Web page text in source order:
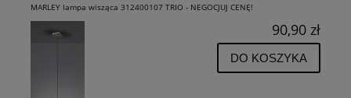
MARLEY lampa wisząca 312400107 TRIO - NEGOCJUJ CENĘ!
90,90 zł
DO KOSZYKA